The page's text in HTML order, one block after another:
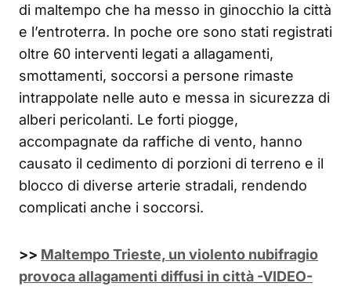
di maltempo che ha messo in ginocchio la città
e l’entroterra. In poche ore sono stati registrati
oltre 60 interventi legati a allagamenti,
smottamenti, soccorsi a persone rimaste
intrappolate nelle auto e messa in sicurezza di
alberi pericolanti. Le forti piogge,
accompagnate da raffiche di vento, hanno
causato il cedimento di porzioni di terreno e il
blocco di diverse arterie stradali, rendendo
complicati anche i soccorsi.
>> Maltempo Trieste, un violento nubifragio
provoca allagamenti diffusi in città -VIDEO-